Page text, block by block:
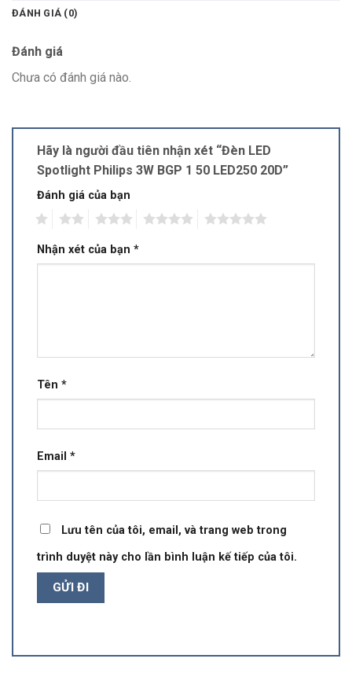
ĐÁNH GIÁ (0)
Đánh giá
Chưa có đánh giá nào.
Hãy là người đầu tiên nhận xét “Đèn LED
Spotlight Philips 3W BGP 1 50 LED250 20D”
Đánh giá của bạn
Nhận xét của bạn *
Tên *
Email *
Lưu tên của tôi, email, và trang web trong
trình duyệt này cho lần bình luận kế tiếp của tôi.